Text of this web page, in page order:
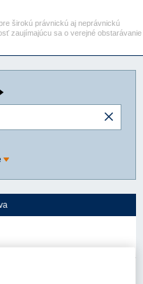
širokú právnickú aj neprávnickú
zaujímajúcu sa o verejné obstarávanie